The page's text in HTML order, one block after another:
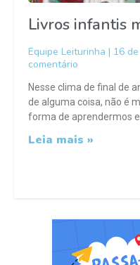
Livros infantis
Equipe Leiturinha 16
comentário
Nesse clima de final de
de alguma coisa, não é
forma de aprendermos e
Leia mais »